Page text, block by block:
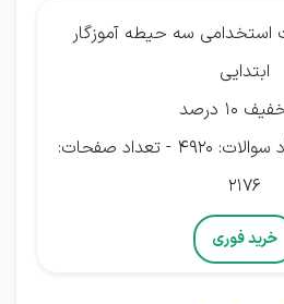
استخدامی سه حیطه آموزگار
ابتدایی
10 درصد
نوع فایل: ZIP - تعداد سوالات: 4920 - تعداد صفحات:
2176
خرید فوری